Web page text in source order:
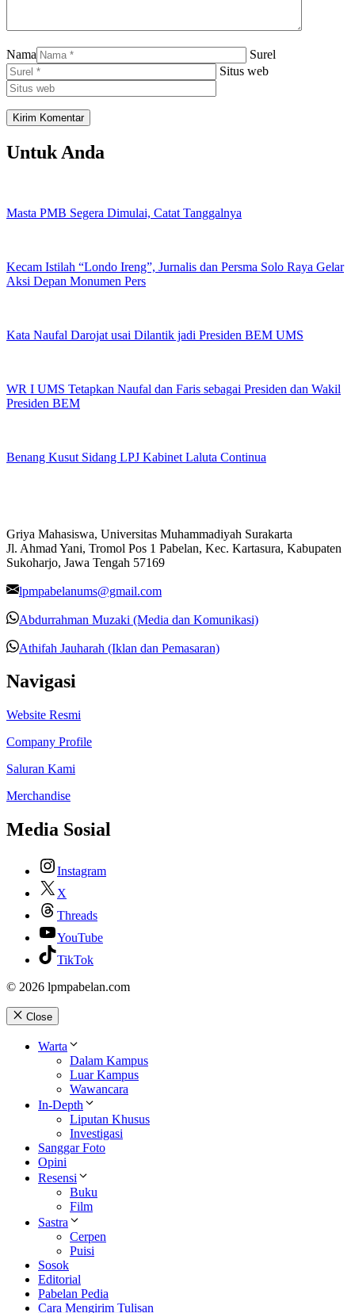
Nama
Surel
Situs web
Untuk Anda
Masta PMB Segera Dimulai, Catat Tanggalnya
Kecam Istilah “Londo Ireng”, Jurnalis dan Persma Solo Raya Gelar
Aksi Depan Monumen Pers
Kata Naufal Darojat usai Dilantik jadi Presiden BEM UMS
WR I UMS Tetapkan Naufal dan Faris sebagai Presiden dan Wakil
Presiden BEM
Benang Kusut Sidang LPJ Kabinet Laluta Continua
Griya Mahasiswa, Universitas Muhammadiyah Surakarta
Jl. Ahmad Yani, Tromol Pos 1 Pabelan, Kec. Kartasura, Kabupaten
Sukoharjo, Jawa Tengah 57169
lpmpabelanums@gmail.com
Abdurrahman Muzaki (Media dan Komunikasi)
Athifah Jauharah (Iklan dan Pemasaran)
Navigasi
Website Resmi
Company Profile
Saluran Kami
Merchandise
Media Sosial
Instagram
X
Threads
YouTube
TikTok
© 2026 lpmpabelan.com
Close
Warta
Dalam Kampus
Luar Kampus
Wawancara
In-Depth
Liputan Khusus
Investigasi
Sanggar Foto
Opini
Resensi
Buku
Film
Sastra
Cerpen
Puisi
Sosok
Editorial
Pabelan Pedia
Cara Mengirim Tulisan